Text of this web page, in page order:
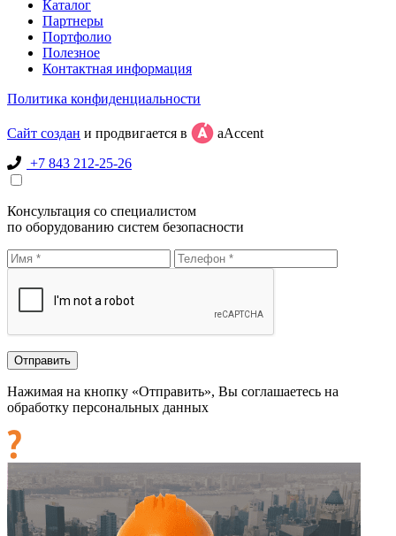
Каталог
Партнеры
Портфолио
Полезное
Контактная информация
Политика конфиденциальности
Сайт создан и продвигается в
aAccent
+7 843 212-25-26
Консультация со специалистом
по оборудованию систем безопасности
Нажимая на кнопку «Отправить», Вы соглашаетесь на
обработку персональных данных